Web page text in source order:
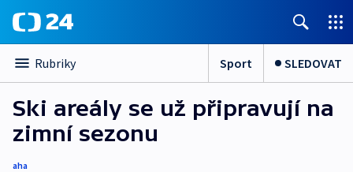
Rubriky Sport SLEDOVAT
Ski areály se už připravují na
zimní sezonu
aha